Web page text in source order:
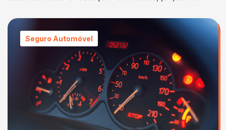
a peça também é uma das que mais causa
preocupações quanto ao surgimento de problemas. O
superaquecimento do motor, por exemplo, é um dos
imprevistos que mais preocupam os motoristas….
Seguro Automóvel